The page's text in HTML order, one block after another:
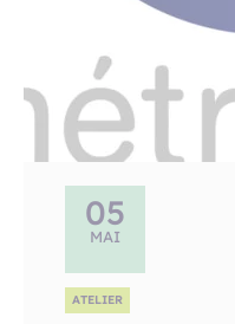
05
MAI
ATELIER